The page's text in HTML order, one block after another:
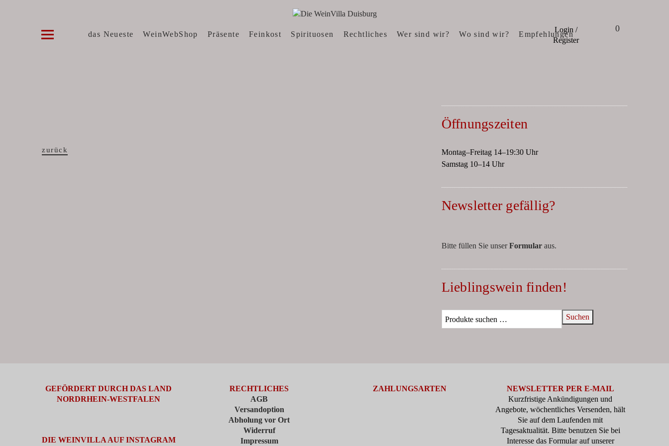
Login /
Register
0
das Neueste WeinWebShop Präsente Feinkost Spirituosen Rechtliches Wer sind wir? Wo sind wir? Empfehlungen
zurück
Öffnungszeiten
Montag–Freitag 14–19:30 Uhr
Samstag 10–14 Uhr
Newsletter gefällig?
Bitte füllen Sie unserFormularaus.
Lieblingswein finden!
Suchen
GEFÖRDERT DURCH DAS LAND
NORDRHEIN-WESTFALEN
DIE WEINVILLA AUF INSTAGRAM
RECHTLICHES
AGB
Versandoption
Abholung vor Ort
Widerruf
Impressum
ZAHLUNGSARTEN
NEWSLETTER PER E-MAIL
Kurzfristige Ankündigungen und
Angebote, wöchentliches Versenden, hält
Sie auf dem Laufenden mit
Tagesaktualität. Bitte benutzen Sie bei
Interesse das Formular auf unserer